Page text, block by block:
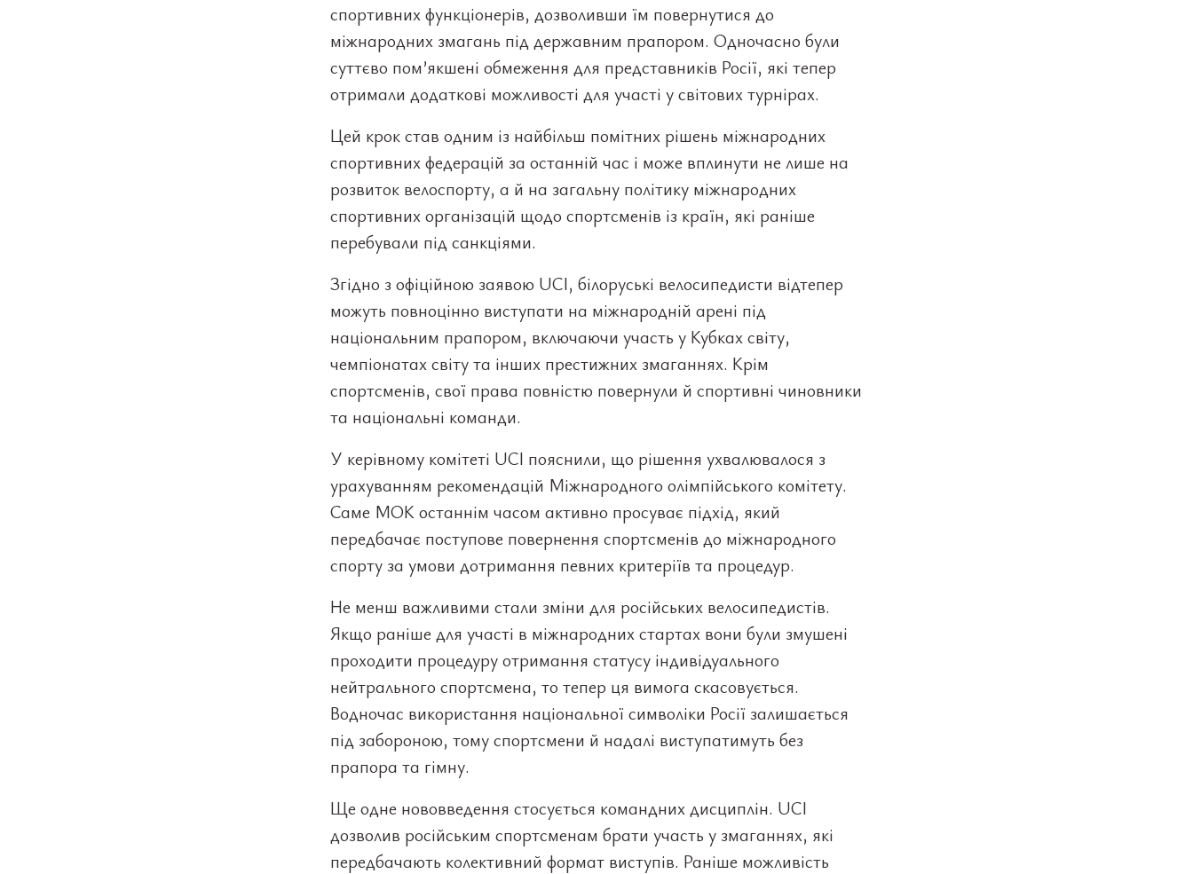
спортивних функціонерів, дозволивши їм повернутися до
міжнародних змагань під державним прапором. Одночасно були
суттєво пом’якшені обмеження для представників Росії, які тепер
отримали додаткові можливості для участі у світових турнірах.
Цей крок став одним із найбільш помітних рішень міжнародних
спортивних федерацій за останній час і може вплинути не лише на
розвиток велоспорту, а й на загальну політику міжнародних
спортивних організацій щодо спортсменів із країн, які раніше
перебували під санкціями.
Згідно з офіційною заявою UCI, білоруські велосипедисти відтепер
можуть повноцінно виступати на міжнародній арені під
національним прапором, включаючи участь у Кубках світу,
чемпіонатах світу та інших престижних змаганнях. Крім
спортсменів, свої права повністю повернули й спортивні чиновники
та національні команди.
У керівному комітеті UCI пояснили, що рішення ухвалювалося з
урахуванням рекомендацій Міжнародного олімпійського комітету.
Саме МОК останнім часом активно просуває підхід, який
передбачає поступове повернення спортсменів до міжнародного
спорту за умови дотримання певних критеріїв та процедур.
Не менш важливими стали зміни для російських велосипедистів.
Якщо раніше для участі в міжнародних стартах вони були змушені
проходити процедуру отримання статусу індивідуального
нейтрального спортсмена, то тепер ця вимога скасовується.
Водночас використання національної символіки Росії залишається
під забороною, тому спортсмени й надалі виступатимуть без
прапора та гімну.
Ще одне нововведення стосується командних дисциплін. UCI
дозволив російським спортсменам брати участь у змаганнях, які
передбачають колективний формат виступів. Раніше можливість